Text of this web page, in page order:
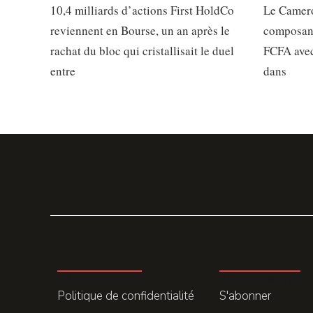
10,4 milliards d’actions First HoldCo
reviennent en Bourse, un an après le
rachat du bloc qui cristallisait le duel
entre
Le
FCFA
dans
Politique de confidentialité
S'abonner